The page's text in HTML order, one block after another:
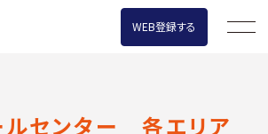
WEB登録する
ルセンター 各エリア